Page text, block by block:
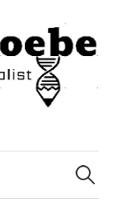
Zoeken
naar: